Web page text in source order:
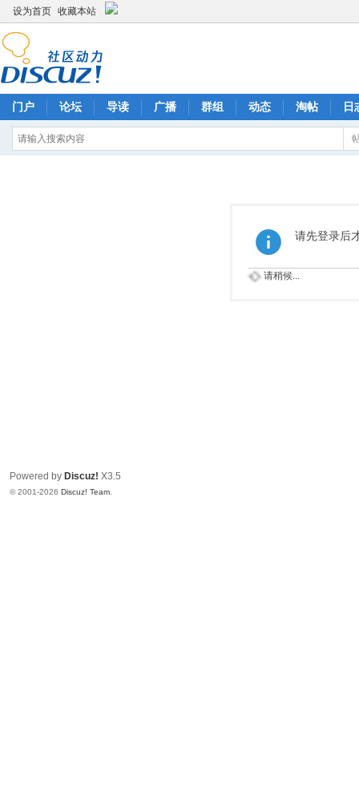
设为首页 收藏本站
门户 论坛 导读 广播 群组 动态 淘帖 日
请先登录后
请稍候...
Powered by Discuz! X3.5
© 2001-2026 Discuz! Team